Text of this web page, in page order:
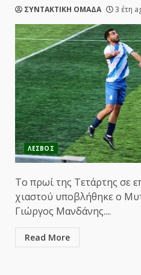
ΣΥΝΤΑΚΤΙΚΗ ΟΜΑΔΑ 3 έτη
ΛΕΣΒΟΣ
Το πρωί της Τετάρτης σε
χιαστού υποβλήθηκε ο
Γιώργος Μανδάνης....
Read More